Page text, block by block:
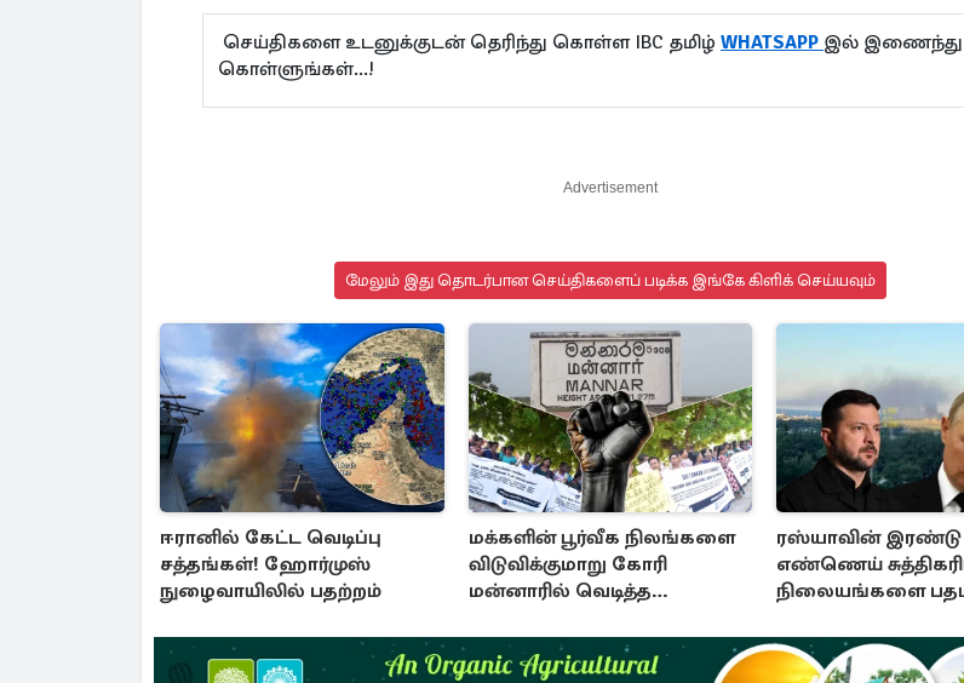
செய்திகளை உடனுக்குடன் தெரிந்து கொள்ள IBC தமிழ் WHATSAPP இல் இணைந்து
கொள்ளுங்கள்...!
Advertisement
மேலும் இது தொடர்பான செய்திகளைப் படிக்க இங்கே கிளிக் செய்யவும்
ஈரானில் கேட்ட வெடிப்பு
சத்தங்கள்! ஹோர்முஸ்
நுழைவாயிலில் பதற்றம்
மக்களின் பூர்வீக நிலங்களை
விடுவிக்குமாறு கோரி
மன்னாரில் வெடித்த
ரஸ்யாவின் இரண்டு
எண்ணெய்
நிலையங்களை பதம்